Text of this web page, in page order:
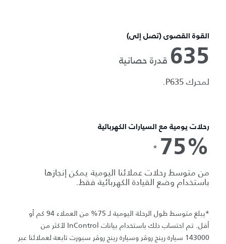
القوة القصوى (تصل إلى)
635 قدرة حصانية
لمحرك P635.
رحلات يومية مع السيارات الكهربائية
75%
*
من متوسط رحلات عملائنا اليومية يمكن إنجازها
باستخدام وضع القيادة الكهربائية فقط.
*يبلغ متوسط طول الرحلة اليومية لـ 75% من العملاء 94 كم أو
أقل. تم احتساب ذلك باستخدام بيانات InControl لأكثر من
143000 سيارة رينج روڤر وسيارة رينج روڤر سبورت تابعة لعملائنا عبر